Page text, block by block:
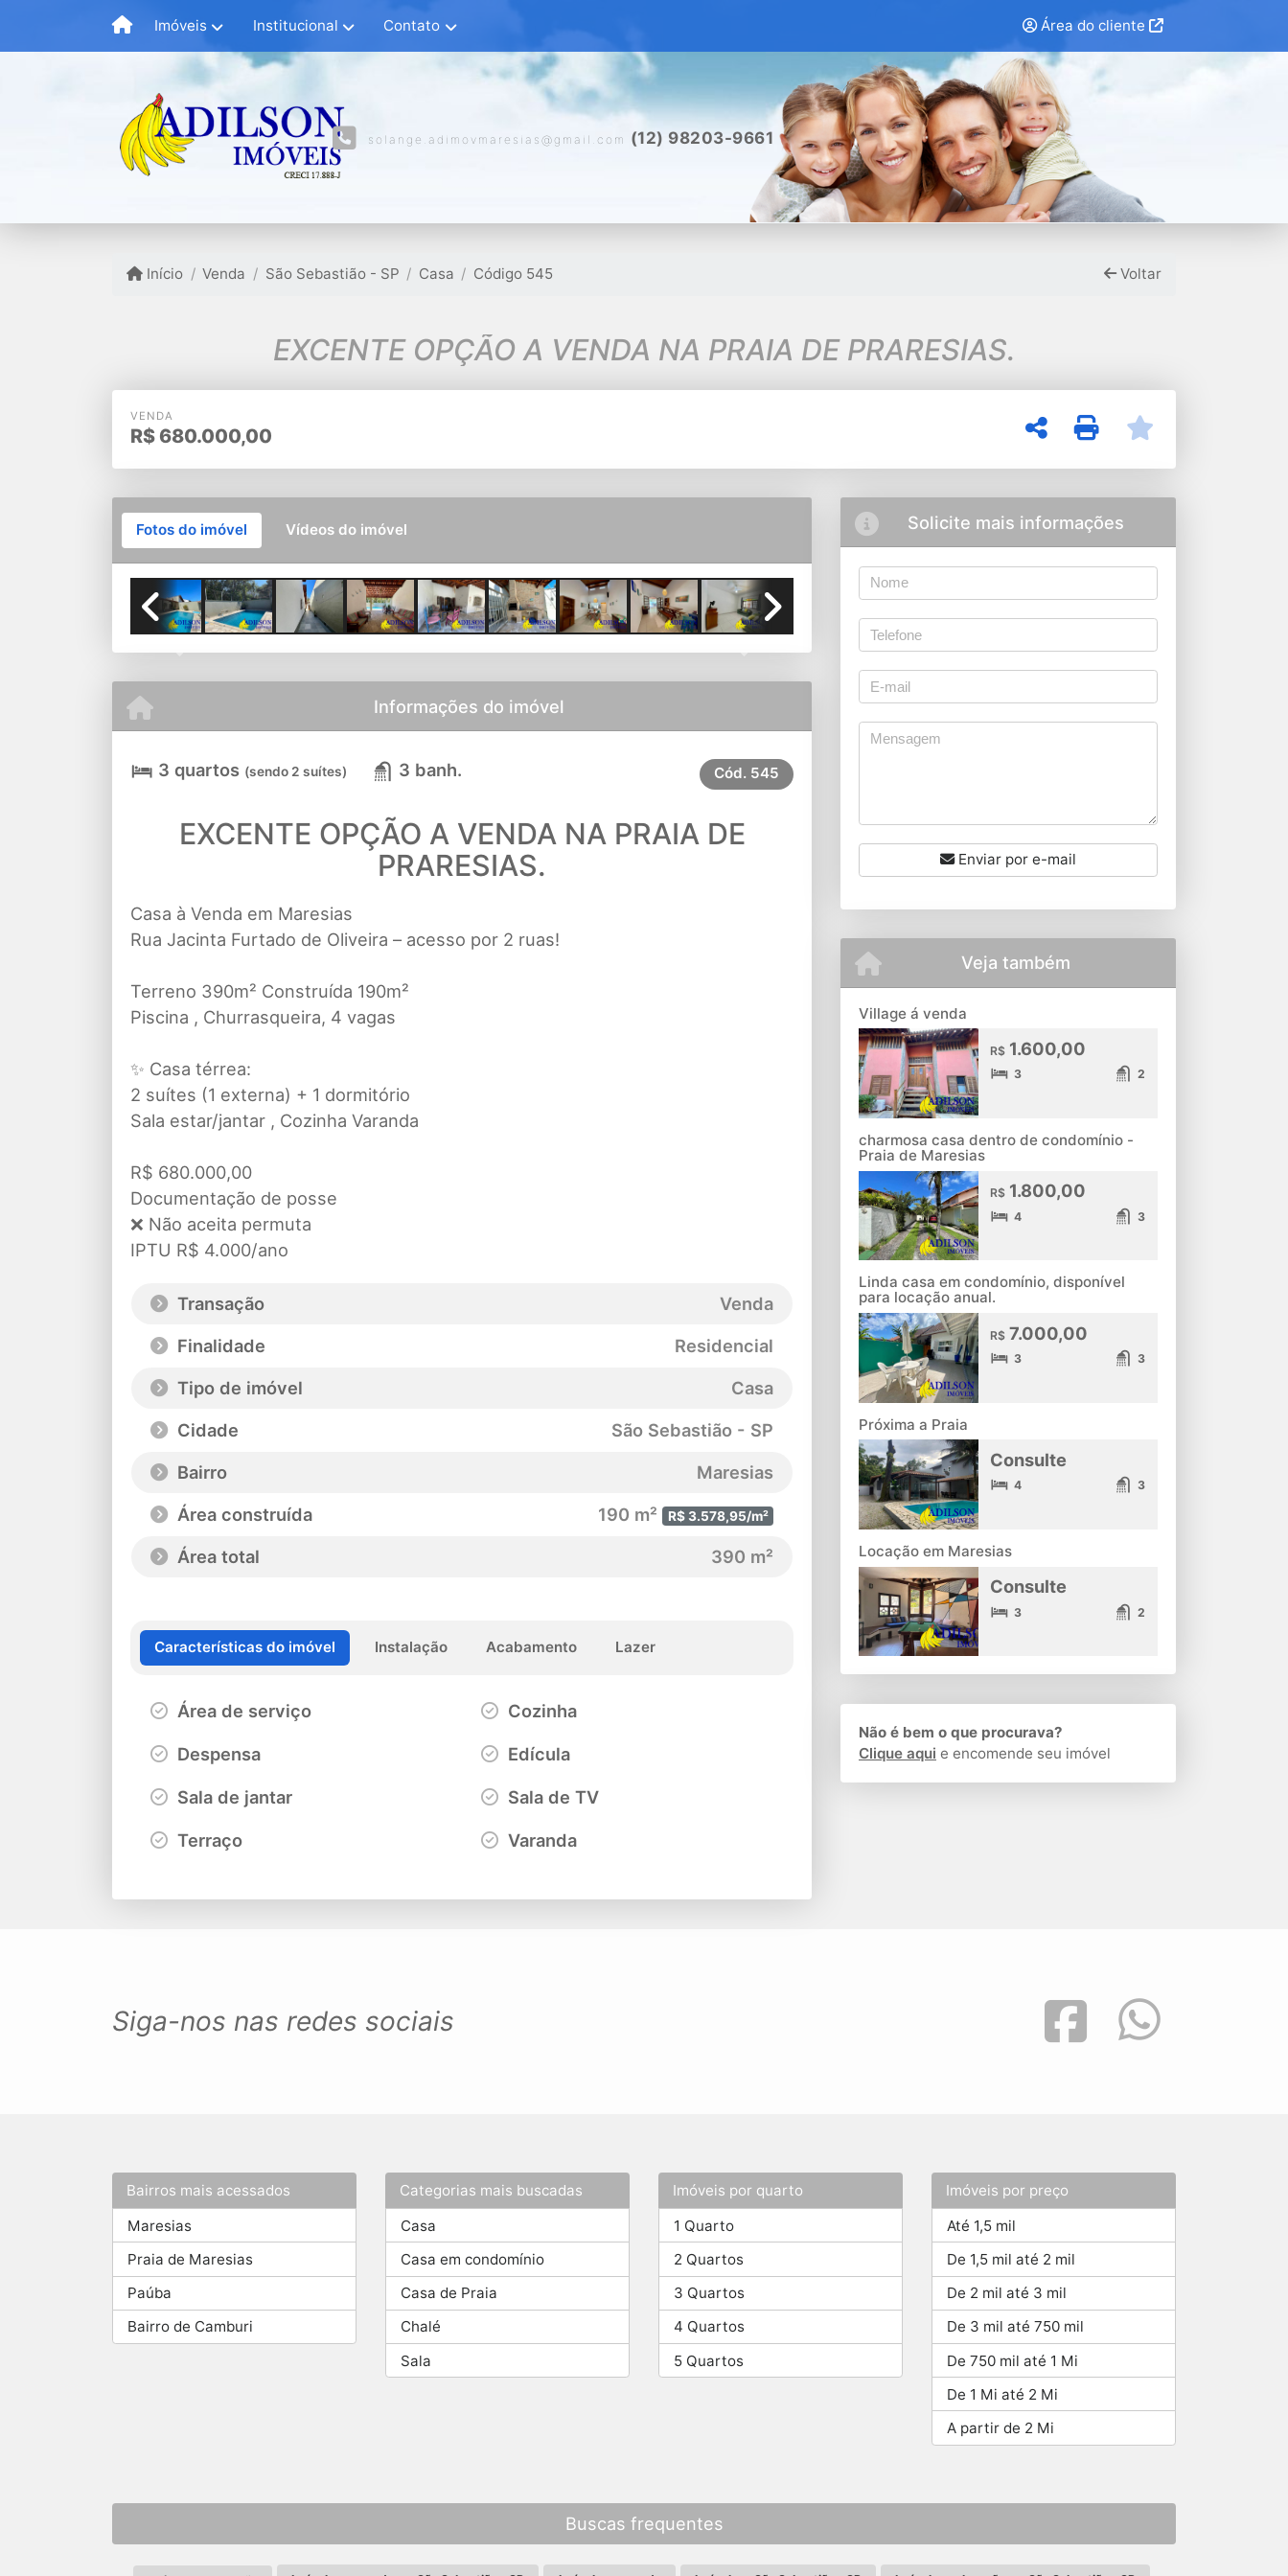
Imóveis Institucional Contato Área do cliente
solange.adimovmaresias@gmail.com (12) 98203-9661
Início Venda São Sebastião - SP Casa Código 545 Voltar
EXCENTE OPÇÃO A VENDA NA PRAIA DE PRARESIAS.
VENDA
R$ 680.000,00
Fotos do imóvel Vídeos do imóvel
Informações do imóvel
3 quartos (sendo 2 suítes) 3 banh. Cód. 545
EXCENTE OPÇÃO A VENDA NA PRAIA DE
PRARESIAS.
Casa à Venda em Maresias
Rua Jacinta Furtado de Oliveira – acesso por 2 ruas!
Terreno 390m² Construída 190m²
Piscina , Churrasqueira, 4 vagas
✨ Casa térrea:
2 suítes (1 externa) + 1 dormitório
Sala estar/jantar , Cozinha Varanda
R$ 680.000,00
Documentação de posse
❌ Não aceita permuta
IPTU R$ 4.000/ano
Transação
Venda
Finalidade
Residencial
Tipo de imóvel
Casa
Cidade
São Sebastião - SP
Bairro
Maresias
Área construída
190 m² R$ 3.578,95/m²
Área total 390 m²
Características do imóvel Instalação Acabamento Lazer
Área de serviço Cozinha
Despensa Edícula
Sala de jantar Sala de TV
Terraço Varanda
Solicite mais informações
Enviar por e-mail
Veja também
Village á venda
R$1.600,00
3 2
charmosa casa dentro de condomínio -
Praia de Maresias
R$1.800,00
4 3
Linda casa em condomínio, disponível
para locação anual.
R$7.000,00
3 3
Próxima a Praia
Consulte
4 3
Locação em Maresias
Consulte
3 2
Não é bem o que procurava?
Clique aqui e encomende seu imóvel
Siga-nos nas redes sociais
Bairros mais acessados
Maresias
Praia de Maresias
Paúba
Bairro de Camburi
Categorias mais buscadas
Casa
Casa em condomínio
Casa de Praia
Chalé
Sala
Imóveis por quarto
1 Quarto
2 Quartos
3 Quartos
4 Quartos
5 Quartos
Imóveis por preço
Até 1,5 mil
De 1,5 mil até 2 mil
De 2 mil até 3 mil
De 3 mil até 750 mil
De 750 mil até 1 Mi
De 1 Mi até 2 Mi
A partir de 2 Mi
Buscas frequentes